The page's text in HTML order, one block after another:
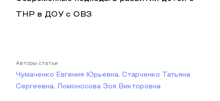
ТНР в ДОУ с ОВЗ
Авторы статьи
Чумаченко Евгения Юрьевна, Старченко Татьяна
Сергеевна, Ломоносова Зоя Викторовна